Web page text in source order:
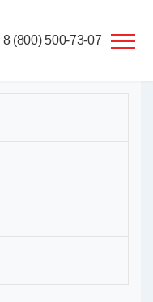
8 (800) 500-73-07